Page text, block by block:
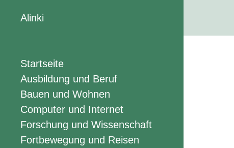
Alinki
Startseite
Ausbildung und Beruf
Bauen und Wohnen
Computer und Internet
Forschung und Wissenschaft
Fortbewegung und Reisen